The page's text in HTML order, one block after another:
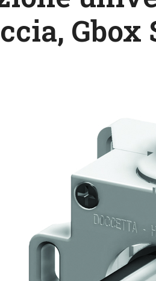
Gbox